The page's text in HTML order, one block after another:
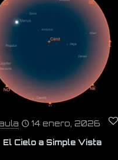
14 enero, 2026
El Cielo a Simple Vista